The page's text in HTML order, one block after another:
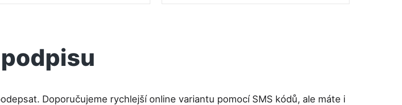
Doporučujeme rychlejší online variantu pomocí SMS kódů, ale máte i